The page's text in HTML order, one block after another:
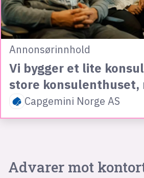
Annonsørinnhold
Vi bygger et lite
store konsulenthuset,
Capgemini Norge AS
Advarer mot